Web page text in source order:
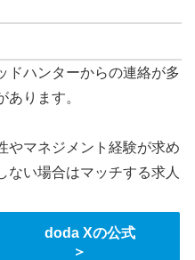
ドハンターからの連絡が多
あります。
やマネジメント経験が求め
ない場合はマッチする求人
公式
ちら ＞